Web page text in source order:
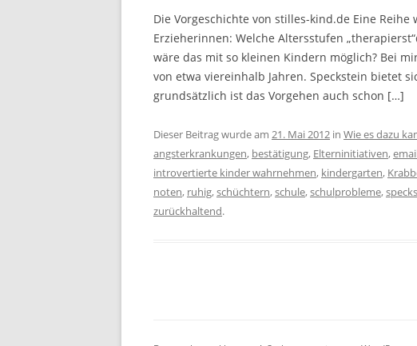
Die Vorgeschichte von stilles-kind.de Eine
Erzieherinnen: Welche Altersstufen
wäre das mit so kleinen Kindern möglich? Bei
von etwa viereinhalb Jahren. Speckstein bietet
grundsätzlich ist das Vorgehen auch schon […]
Dieser Beitrag wurde am 21. Mai 2012 in Wie es dazu
angsterkrankungen, bestätigung, Elterninitiativen,
introvertierte kinder wahrnehmen, kindergarten,
noten, ruhig,schüchtern,schule,schulprobleme,
zurückhaltend.